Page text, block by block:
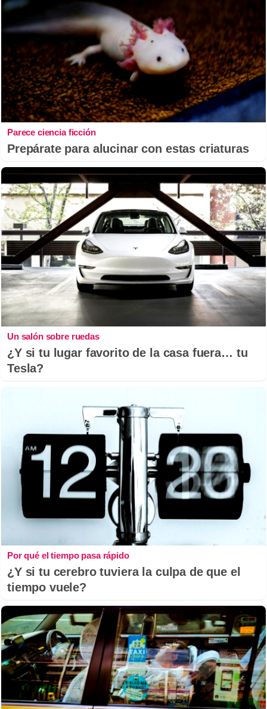
Parece ciencia ficción
Prepárate para alucinar con estas criaturas
Un salón sobre ruedas
¿Y si tu lugar favorito de la casa fuera… tu
Tesla?
Por qué el tiempo pasa rápido
¿Y si tu cerebro tuviera la culpa de que el
tiempo vuele?